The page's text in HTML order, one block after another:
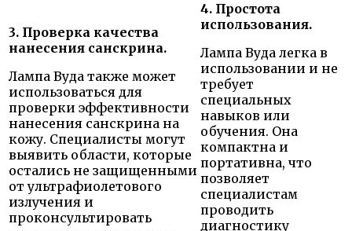
3. Проверка качества
нанесения санскрина.
Лампа Вуда также может
использоваться для
проверки эффективности
нанесения санскрина на
кожу. Специалисты могут
выявить области, которые
остались не защищенными
от ультрафиолетового
излучения и
проконсультировать
4. Простота
использования.
Лампа Вуда легка в
использовании и не
требует
специальных
навыков или
обучения. Она
компактна и
портативна, что
позволяет
специалистам
проводить
диагностику